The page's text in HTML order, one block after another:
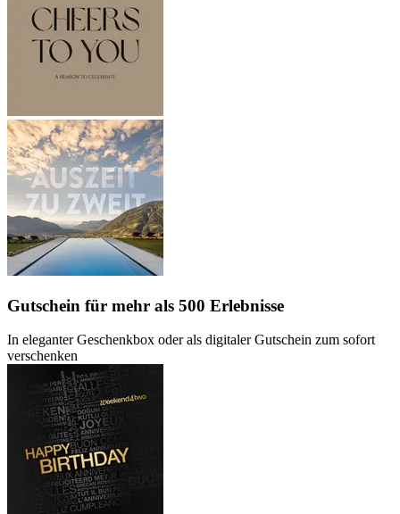
Gutschein für mehr als 500 Erlebnisse
In eleganter Geschenkbox oder als digitaler Gutschein zum sofort
verschenken